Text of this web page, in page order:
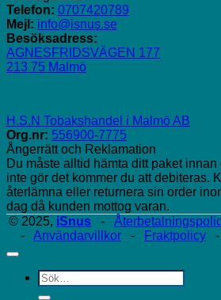
Telefon: 0707420789
Mejl: info@isnus.se
Besöksadress:
AGNESFRIDSVÄGEN 177
213 75 Malmö
H.S.N Tobakshandel i Malmö AB
Org.nr: 556900-7775
Ångerrätt och Reklamation
Du måste alltid hämta ditt paket innan
inte gör det kommer du att debiteras.
återlämna eller returnera sin order
dag då kunden mottog varan.
© 2025, iSnus -
- Användarvillkor - Fraktpolicy
Sök
efter: